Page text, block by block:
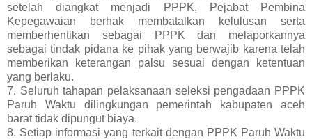
setelah diangkat menjadi PPPK, Pejabat Pembina
Kepegawaian berhak membatalkan kelulusan serta
memberhentikan sebagai PPPK dan melaporkannya
sebagai tindak pidana ke pihak yang berwajib karena telah
memberikan keterangan palsu sesuai dengan ketentuan
yang berlaku.
7. Seluruh tahapan pelaksanaan seleksi pengadaan PPPK
Paruh Waktu dilingkungan pemerintah kabupaten aceh
barat tidak dipungut biaya.
8. Setiap informasi yang terkait dengan PPPK Paruh Waktu